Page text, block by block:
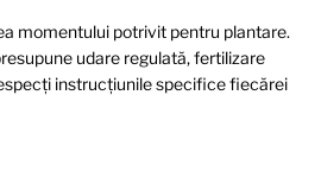
momentului potrivit pentru plantare.
udare regulată, fertilizare
instrucțiunile specifice fiecărei